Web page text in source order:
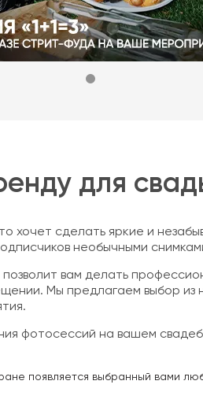
для
хочет сделать яркие и
необычными
вам делать
Мы предлагаем выбор
фотосессий на вашем
появляется выбранный вами